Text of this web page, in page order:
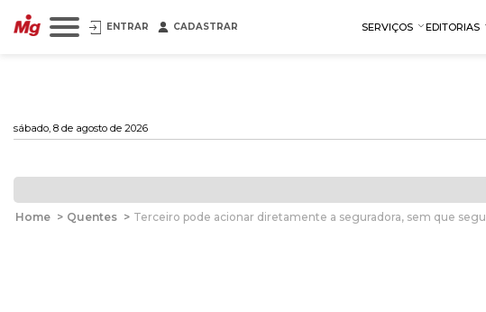
ENTRAR CADASTRAR SERVIÇOS EDITORIAS
sábado, 8 de agosto de 2026
Home > Quentes > Terceiro pode acionar diretamente a seguradora, sem que